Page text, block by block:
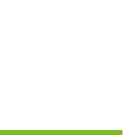
AFFICHAGE